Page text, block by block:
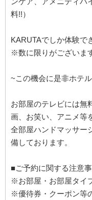
料!!）
KARUTAでしか体験で
※数に限りがございま
~この機会に是非ホテ
お部屋のテレビには無
画、お笑い、アニメ等
全部屋ハンドマッサー
備しております。
■ご予約に関する注意
※お部屋・お部屋タイ
※優待券・クーポン等